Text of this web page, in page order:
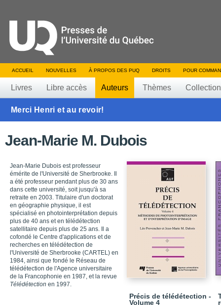
ACCUEIL NOUVELLES À PROPOS DES PUQ DROITS POUR
Livres Libre accès Auteurs Thèmes
Merci Henri et au revoir!
Jean-Marie M. Dubois
Jean-Marie Dubois est professeur
émérite de l'Université de Sherbrooke. Il
a été professeur pendant plus de 30 ans
dans cette université, soit jusqu'à sa
retraite en 2003. Titulaire d'un doctorat
en géographie physique, il est
spécialisé en photointerprétation depuis
plus de 40 ans et en télédétection
satellitaire depuis plus de 25 ans. Il a
cofondé le Centre d'applications et de
recherches en télédétection de
l'Université de Sherbrooke (CARTEL) en
1984, ainsi que fondé le Réseau de
télédétection de l'Agence universitaire
de la Francophonie en 1987, et la revue
Télédétection en 1997.
Précis de télédétection -
Volume 4